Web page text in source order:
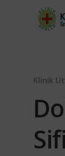
Klinik